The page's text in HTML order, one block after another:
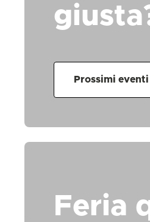
Prossimi eventi
Feria